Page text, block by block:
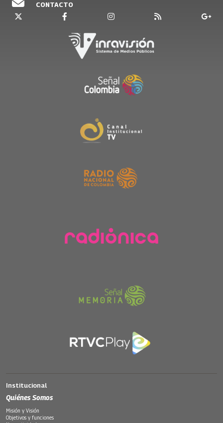
CONTACTO
Institucional
Quiénes Somos
Misión y Visión
Objetivos y funciones